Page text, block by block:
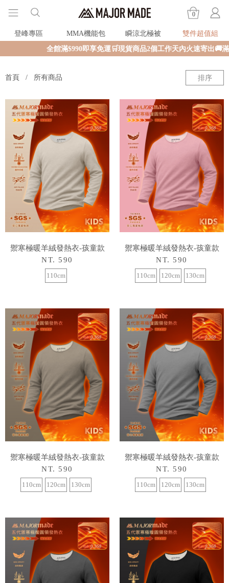
0
登峰專區 MMA機能包 瞬涼北極被
雙件超值組
全館滿$990即享免運🛒現貨商品2個工作天內火速寄出🚚滿
首頁 所有商品 排序
禦寒極暖羊絨發熱衣-孩童款
NT. 590
110cm
禦寒極暖羊絨發熱衣-孩童款
NT. 590
110cm 120cm 130cm
禦寒極暖羊絨發熱衣-孩童款
NT. 590
110cm 120cm 130cm
禦寒極暖羊絨發熱衣-孩童款
NT. 590
110cm 120cm 130cm